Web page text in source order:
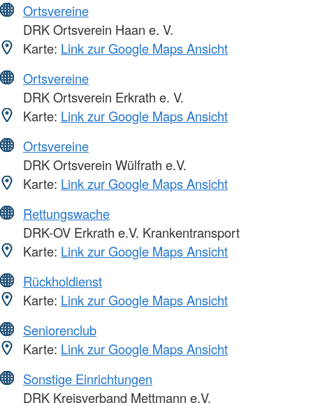
Ortsvereine
DRK Ortsverein Haan e. V.
Karte: Link zur Google Maps Ansicht
Ortsvereine
DRK Ortsverein Erkrath e. V.
Karte: Link zur Google Maps Ansicht
Ortsvereine
DRK Ortsverein Wülfrath e.V.
Karte: Link zur Google Maps Ansicht
Rettungswache
DRK-OV Erkrath e.V. Krankentransport
Karte: Link zur Google Maps Ansicht
Rückholdienst
Karte: Link zur Google Maps Ansicht
Seniorenclub
Karte: Link zur Google Maps Ansicht
Sonstige Einrichtungen
DRK Kreisverband Mettmann e.V.